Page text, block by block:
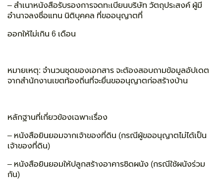
– สำเนาหนังสือรับรองการจดทะเบียนบริษัท วัตถุประสงค์ ผู้มี
อำนาจลงชื่อแทน นิติบุคคล ที่ขออนุญาตที่
ออกให้ไม่เกิน 6 เดือน
หมายเหตุ: จำนวนชุดของเอกสาร จะต้องสอบถามข้อมูลอัปเดต
จากสำนักงานเขตท้องถิ่นที่จะยื่นขออนุญาตก่อสร้างบ้าน
หลักฐานที่เกี่ยวข้องเฉพาะเรื่อง
– หนังสือยินยอมจากเจ้าของที่ดิน (กรณีผู้ขออนุญาตไม่ได้เป็น
เจ้าของที่ดิน)
– หนังสือยินยอมให้ปลูกสร้างอาคารชิดผนัง (กรณีใช้ผนังร่วม
กัน)